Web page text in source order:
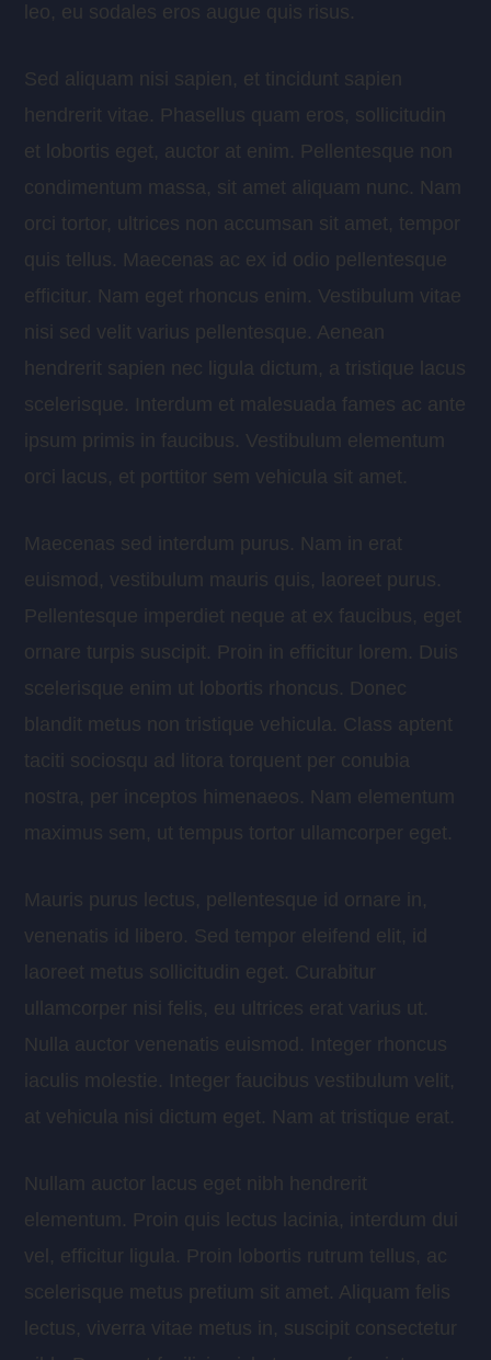
leo, eu sodales eros augue quis risus.
Sed aliquam nisi sapien, et tincidunt sapien
hendrerit vitae. Phasellus quam eros, sollicitudin
et lobortis eget, auctor at enim. Pellentesque non
condimentum massa, sit amet aliquam nunc. Nam
orci tortor, ultrices non accumsan sit amet, tempor
quis tellus. Maecenas ac ex id odio pellentesque
efficitur. Nam eget rhoncus enim. Vestibulum vitae
nisi sed velit varius pellentesque. Aenean
hendrerit sapien nec ligula dictum, a tristique lacus
scelerisque. Interdum et malesuada fames ac ante
ipsum primis in faucibus. Vestibulum elementum
orci lacus, et porttitor sem vehicula sit amet.
Maecenas sed interdum purus. Nam in erat
euismod, vestibulum mauris quis, laoreet purus.
Pellentesque imperdiet neque at ex faucibus, eget
ornare turpis suscipit. Proin in efficitur lorem. Duis
scelerisque enim ut lobortis rhoncus. Donec
blandit metus non tristique vehicula. Class aptent
taciti sociosqu ad litora torquent per conubia
nostra, per inceptos himenaeos. Nam elementum
maximus sem, ut tempus tortor ullamcorper eget.
Mauris purus lectus, pellentesque id ornare in,
venenatis id libero. Sed tempor eleifend elit, id
laoreet metus sollicitudin eget. Curabitur
ullamcorper nisi felis, eu ultrices erat varius ut.
Nulla auctor venenatis euismod. Integer rhoncus
iaculis molestie. Integer faucibus vestibulum velit,
at vehicula nisi dictum eget. Nam at tristique erat.
Nullam auctor lacus eget nibh hendrerit
elementum. Proin quis lectus lacinia, interdum dui
vel, efficitur ligula. Proin lobortis rutrum tellus, ac
scelerisque metus pretium sit amet. Aliquam felis
lectus, viverra vitae metus in, suscipit consectetur